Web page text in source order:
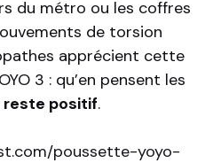
du métro ou les coffres
de torsion
apprécient cette
3 : qu’en pensent les
reste positif.
poussette-yoyo-